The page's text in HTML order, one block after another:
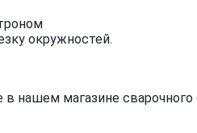
окружностей.
нашем магазине